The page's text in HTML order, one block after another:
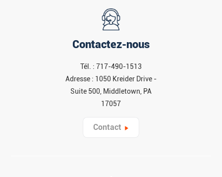
Contactez-nous
Tél. : 717-490-1513
Adresse : 1050 Kreider Drive -
Suite 500, Middletown, PA
17057
Contact